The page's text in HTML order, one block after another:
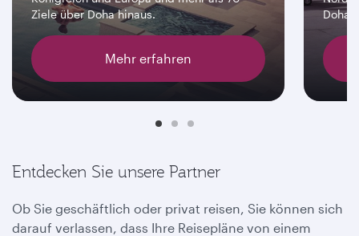
Ziele über Doha hinaus.
Mehr erfahren
Doha
Entdecken Sie unsere Partner
Ob Sie geschäftlich oder privat reisen, Sie können sich
darauf verlassen, dass Ihre Reisepläne von einem